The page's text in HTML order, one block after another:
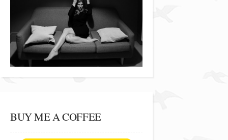
BUY ME A COFFEE